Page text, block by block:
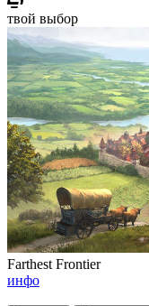
твой выбор
Farthest Frontier
инфо